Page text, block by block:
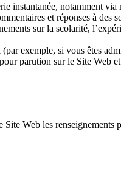
instantanée, notamment via
et réponses à des
sur la scolarité,
exemple, si vous êtes
parution sur le Site Web
Web les renseignements